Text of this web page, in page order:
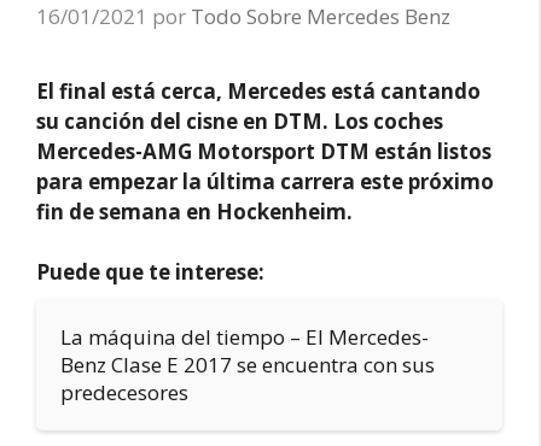
16/01/2021 por Todo Sobre Mercedes Benz
El final está cerca, Mercedes está cantando
su canción del cisne en DTM. Los coches
Mercedes-AMG Motorsport DTM están listos
para empezar la última carrera este próximo
fin de semana en Hockenheim.
Puede que te interese:
La máquina del tiempo – El Mercedes-
Benz Clase E 2017 se encuentra con sus
predecesores